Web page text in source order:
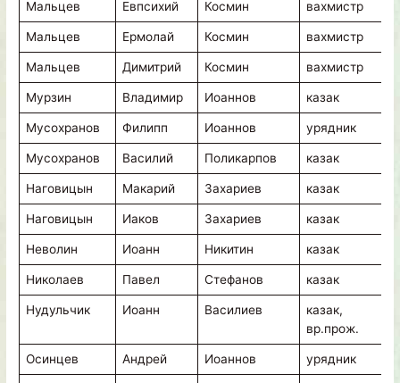
Мальцев Евпсихий Космин вахмистр
Мальцев Ермолай Космин вахмистр
Мальцев Димитрий Космин вахмистр
Мурзин Владимир Иоаннов казак
Мусохранов Филипп Иоаннов урядник
Мусохранов Василий Поликарпов казак
Наговицын Макарий Захариев казак
Наговицын Иаков Захариев казак
Неволин Иоанн Никитин казак
Николаев Павел Стефанов казак
Нудульчик Иоанн Василиев
казак,
вр.прож.
Осинцев Андрей Иоаннов урядник